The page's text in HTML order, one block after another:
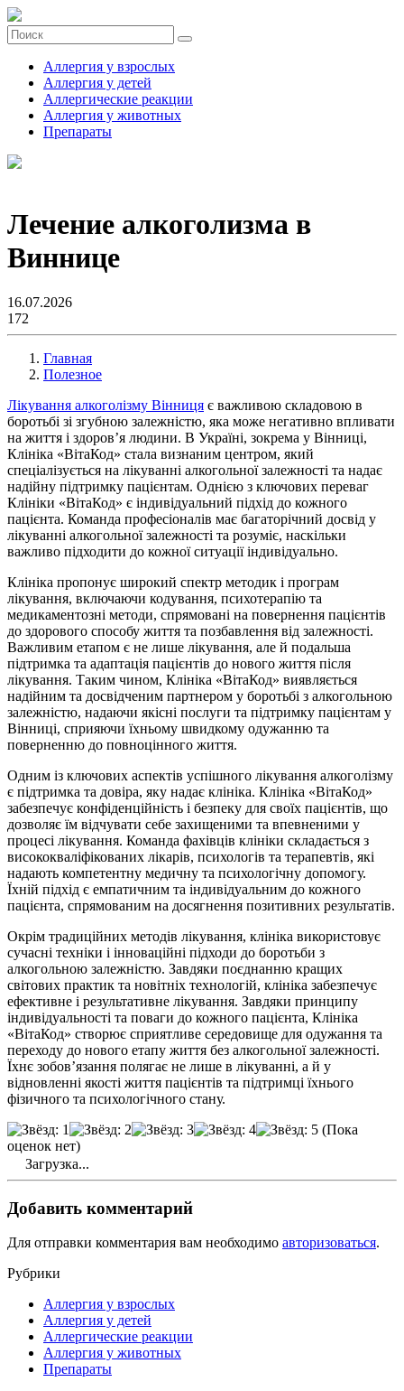
Аллергия у взрослых
Аллергия у детей
Аллергические реакции
Аллергия у животных
Препараты
Лечение алкоголизма в
Виннице
16.07.2026
172
Главная
Полезное
Лікування алкоголізму Вінниця є важливою складовою в
боротьбі зі згубною залежністю, яка може негативно впливати
на життя і здоров’я людини. В Україні, зокрема у Вінниці,
Клініка «ВітаКод» стала визнаним центром, який
спеціалізується на лікуванні алкогольної залежності та надає
надійну підтримку пацієнтам. Однією з ключових переваг
Клініки «ВітаКод» є індивідуальний підхід до кожного
пацієнта. Команда професіоналів має багаторічний досвід у
лікуванні алкогольної залежності та розуміє, наскільки
важливо підходити до кожної ситуації індивідуально.
Клініка пропонує широкий спектр методик і програм
лікування, включаючи кодування, психотерапію та
медикаментозні методи, спрямовані на повернення пацієнтів
до здорового способу життя та позбавлення від залежності.
Важливим етапом є не лише лікування, але й подальша
підтримка та адаптація пацієнтів до нового життя після
лікування. Таким чином, Клініка «ВітаКод» виявляється
надійним та досвідченим партнером у боротьбі з алкогольною
залежністю, надаючи якісні послуги та підтримку пацієнтам у
Вінниці, сприяючи їхньому швидкому одужанню та
поверненню до повноцінного життя.
Одним із ключових аспектів успішного лікування алкоголізму
є підтримка та довіра, яку надає клініка. Клініка «ВітаКод»
забезпечує конфіденційність і безпеку для своїх пацієнтів, що
дозволяє їм відчувати себе захищеними та впевненими у
процесі лікування. Команда фахівців клініки складається з
висококваліфікованих лікарів, психологів та терапевтів, які
надають компетентну медичну та психологічну допомогу.
Їхній підхід є емпатичним та індивідуальним до кожного
пацієнта, спрямованим на досягнення позитивних результатів.
Окрім традиційних методів лікування, клініка використовує
сучасні техніки і інноваційні підходи до боротьби з
алкогольною залежністю. Завдяки поєднанню кращих
світових практик та новітніх технологій, клініка забезпечує
ефективне і результативне лікування. Завдяки принципу
індивідуальності та поваги до кожного пацієнта, Клініка
«ВітаКод» створює сприятливе середовище для одужання та
переходу до нового етапу життя без алкогольної залежності.
Їхнє зобов’язання полягає не лише в лікуванні, а й у
відновленні якості життя пацієнтів та підтримці їхнього
фізичного та психологічного стану.
(Пока
оценок нет)
Загрузка...
Добавить комментарий
Для отправки комментария вам необходимо авторизоваться.
Рубрики
Аллергия у взрослых
Аллергия у детей
Аллергические реакции
Аллергия у животных
Препараты